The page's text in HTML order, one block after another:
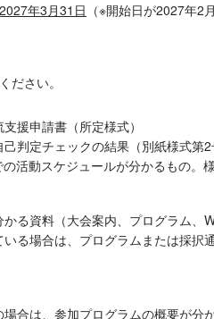
年3月31日 （※開始日が2027年2
ださい。
援申請書（所定様式）
判定チェックの結果（別紙様式第2
活動スケジュールが分かるもの。様
る資料（大会案内、プログラム、
る場合は、プログラムまたは採択
合は、参加プログラムの概要が分